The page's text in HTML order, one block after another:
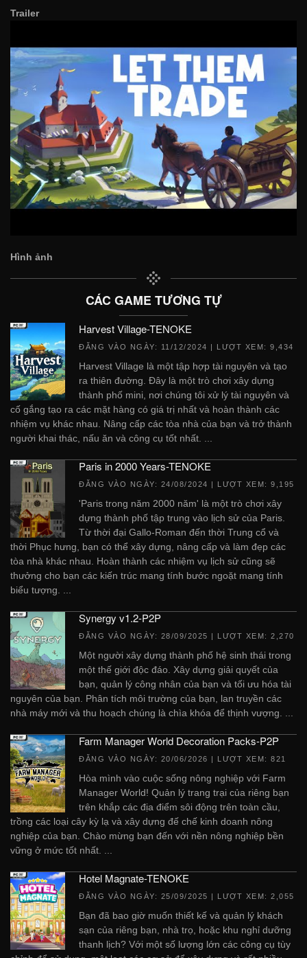
Trailer
Hình ảnh
CÁC GAME TƯƠNG TỰ
Harvest Village-TENOKE
ĐĂNG VÀO NGÀY: 11/12/2024 | LƯỢT XEM: 9,434
Harvest Village là một tập hợp tài nguyên và tạo
ra thiên đường. Đây là một trò chơi xây dựng
thành phố mini, nơi chúng tôi xử lý tài nguyên và
cố gắng tạo ra các mặt hàng có giá trị nhất và hoàn thành các
nhiệm vụ khác nhau. Nâng cấp các tòa nhà của bạn và trở thành
người khai thác, nấu ăn và công cụ tốt nhất. ...
Paris in 2000 Years-TENOKE
ĐĂNG VÀO NGÀY: 24/08/2024 | LƯỢT XEM: 9,195
'Paris trong năm 2000 năm' là một trò chơi xây
dựng thành phố tập trung vào lịch sử của Paris.
Từ thời đại Gallo-Roman đến thời Trung cổ và
thời Phục hưng, bạn có thể xây dựng, nâng cấp và làm đẹp các
tòa nhà khác nhau. Hoàn thành các nhiệm vụ lịch sử cũng sẽ
thưởng cho bạn các kiến ​​trúc mang tính bước ngoặt mang tính
biểu tượng. ...
Synergy v1.2-P2P
ĐĂNG VÀO NGÀY: 28/09/2025 | LƯỢT XEM: 2,270
Một người xây dựng thành phố hệ sinh thái trong
một thế giới độc đáo. Xây dựng giải quyết của
bạn, quản lý công nhân của bạn và tối ưu hóa tài
nguyên của bạn. Phân tích môi trường của bạn, lan truyền các
nhà máy mới và thu hoạch chúng là chìa khóa để thịnh vượng. ...
Farm Manager World Decoration Packs-P2P
ĐĂNG VÀO NGÀY: 20/06/2026 | LƯỢT XEM: 821
Hòa mình vào cuộc sống nông nghiệp với Farm
Manager World! Quản lý trang trại của riêng bạn
trên khắp các địa điểm sôi động trên toàn cầu,
trồng các loại cây kỳ lạ và xây dựng đế chế kinh doanh nông
nghiệp của bạn. Chào mừng bạn đến với nền nông nghiệp bền
vững ở mức tốt nhất. ...
Hotel Magnate-TENOKE
ĐĂNG VÀO NGÀY: 25/09/2025 | LƯỢT XEM: 2,055
Bạn đã bao giờ muốn thiết kế và quản lý khách
sạn của riêng bạn, nhà trọ, hoặc khu nghỉ dưỡng
thanh lịch? Với một số lượng lớn các công cụ tùy